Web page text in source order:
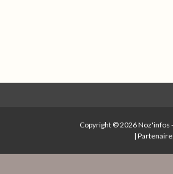
Copyright © 2026Noz'infos
|